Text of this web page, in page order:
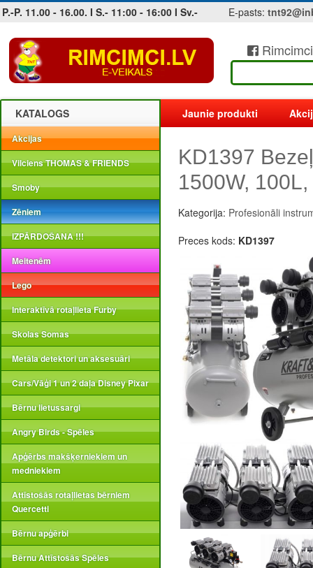
P.-P. 11.00 - 16.00. I S.- 11:00 - 16:00 I Sv.- E-pasts:
Jobs at sea and maritime vacancies
KATALOGS
Akcijas
Vilciens THOMAS & FRIENDS
Smoby
Zēniem
IZPĀRDOŠANA !!!
Meitenēm
Lego
Interaktīvā rotaļlieta Furby
Skolas Somas
Metāla detektori un aksesuāri
Cars/Vāģi 1 un 2 daļa Disney Pixar
Bērnu lietussargi
Angry Birds - Spēles
Apģērbs makšķerniekiem un
medniekiem
Attīstošās rotaļlietas bērniem
Quercetti
Bērnu apģērbi
Bērnu Attīstošās Spēles
Jaunie produkti
KD1397
1500W,
Kategorija: Profesionāli
Preces kods: KD1397